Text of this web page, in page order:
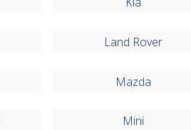
Land Rover
Mazda
Mini